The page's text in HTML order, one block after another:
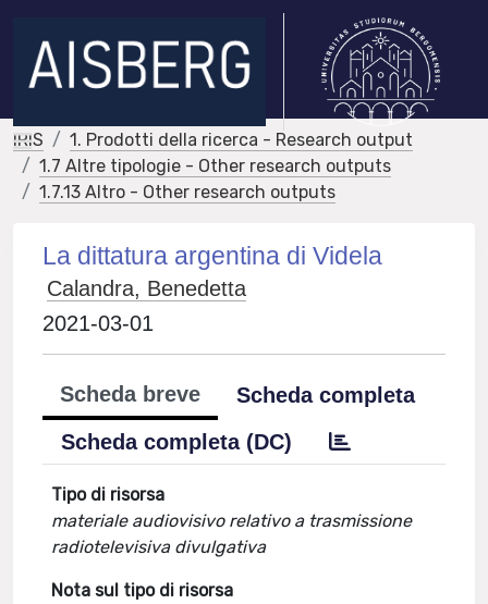
IRIS
1. Prodotti della ricerca - Research output
1.7 Altre tipologie - Other research outputs
1.7.13 Altro - Other research outputs
La dittatura argentina di Videla
Calandra, Benedetta
2021-03-01
Scheda breve
Scheda completa
Scheda completa (DC)
Tipo di risorsa
materiale audiovisivo relativo a trasmissione
radiotelevisiva divulgativa
Nota sul tipo di risorsa